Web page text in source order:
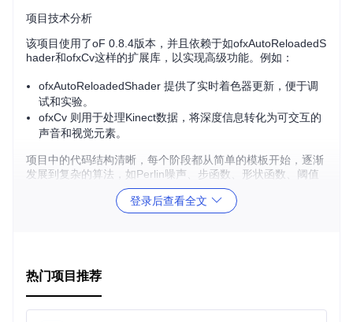
项目技术分析
该项目使用了oF 0.8.4版本，并且依赖于如ofxAutoReloadedS
hader和ofxCv这样的扩展库，以实现高级功能。例如：
ofxAutoReloadedShader 提供了实时着色器更新，便于调
试和实验。
ofxCv 则用于处理Kinect数据，将深度信息转化为可交互的
声音和视觉元素。
项目中的代码结构清晰，每个阶段都从简单的模板开始，逐渐
发展到复杂的算法，如Perlin噪声、步函数、形状函数、阈值
项目及技术应用场景
音乐创作：利用噪声和粒子系统生成动态音景，为你的作品
增添层次感。
交互设计：结合Kinect，创建沉浸式的体感体验。
登录后查看全文
热门项目推荐